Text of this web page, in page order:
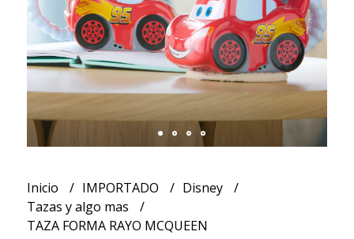
Inicio IMPORTADO
Disney
Tazas y algo mas
TAZA FORMA RAYO MCQUEEN